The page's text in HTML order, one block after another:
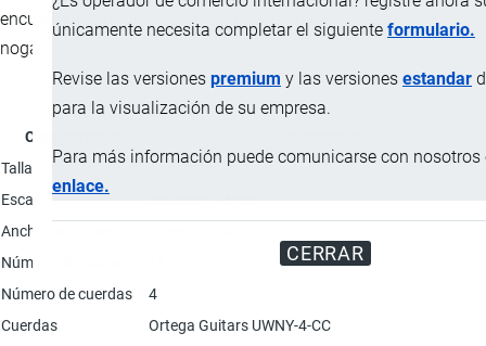
únicamente necesita completar el siguiente formulario.
Revise las versiones premium y las versiones estandar
para la visualización de su empresa.
Para más información puede comunicarse con nosotros
enlace.
CERRAR
encuadernación ABS estilo tortuga, diapasón y puente de
nogal.
Característica
Talla
Concierto.
Escala
Ancho de la tuerca
Número de trastes
Número de cuerdas
4
Cuerdas
Ortega Guitars UWNY-4-CC